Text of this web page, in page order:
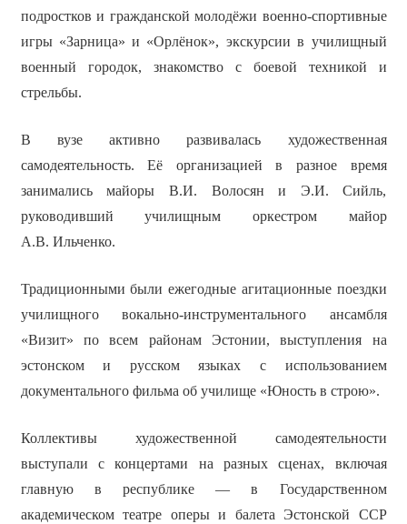
подростков и гражданской молодёжи военно-спортивные
игры «Зарница» и «Орлёнок», экскурсии в училищный
военный городок, знакомство с боевой техникой и
стрельбы.
В вузе активно развивалась художественная
самодеятельность. Её организацией в разное время
занимались майоры В.И. Волосян и Э.И. Сийль,
руководивший училищным оркестром майор
А.В. Ильченко.
Традиционными были ежегодные агитационные поездки
училищного вокально-инструментального ансамбля
«Визит» по всем районам Эстонии, выступления на
эстонском и русском языках с использованием
документального фильма об училище «Юность в строю».
Коллективы художественной самодеятельности
выступали с концертами на разных сценах, включая
главную в республике — в Государственном
академическом театре оперы и балета Эстонской ССР